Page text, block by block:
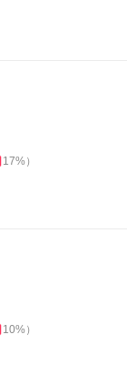
17%）
10%）